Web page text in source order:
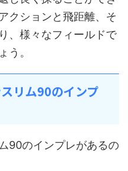
クションと飛距離、そ
、様々なフィールドで
う。
リム90のインプ
90のインプレがあるの